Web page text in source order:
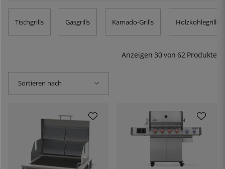
Grill und Zutaten zum Anrichten haben, brauchen Sie
nicht viel mehr. Hier finden Sie Kamado-Grills, Gasgrills,
Pelletgrills und Tischgrills – und natürlich Holzkohle und
Zubehör für Ihren Grill.
Tischgrills Gasgrills Kamado-Grills Holzkohlegrills
Anzeigen 30von 62 Produkte
Sortieren nach